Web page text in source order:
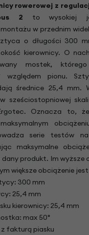
rowerowej z
2 to wysokiej
w przednim
o długości 300
kierownicy. O
mostek,
względem pionu.
średnice 25,4 mm.
sześciostopniowej
Oznacza to,
serie testów
maksymalne
produkt. Im wyższe
większe obciążenie
300 mm
25,4 mm
kierownicy: 25,4 mm
max 50°
fakturą piasku